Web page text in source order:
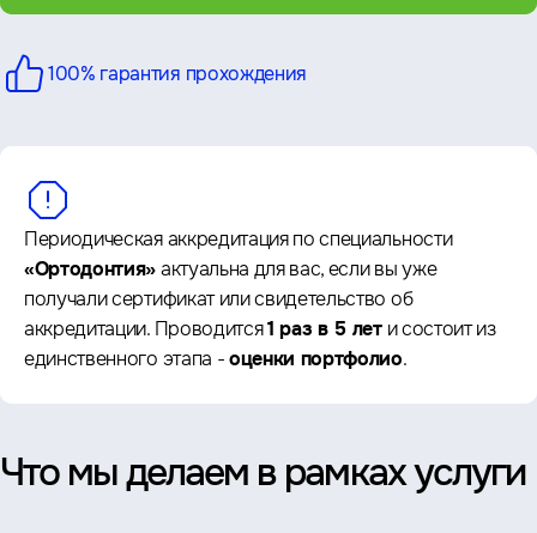
100% гарантия прохождения
Периодическая аккредитация по специальности
«Ортодонтия»актуальна для вас, если вы уже
получали сертификат или свидетельство об
аккредитации. Проводится1 раз в 5 лети состоит из
единственного этапа -оценки портфолио.
Что мы делаем в рамках услуги